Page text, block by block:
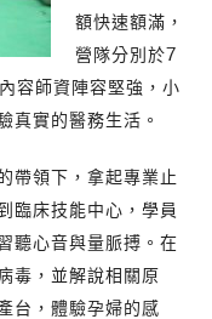
額快速額滿，
營隊分別於7
容師資陣容堅強，小
真實的醫務生活。
帶領下，拿起專業止
臨床技能中心，學員
聽心音與量脈搏。在
毒，並解說相關原
台，體驗孕婦的感